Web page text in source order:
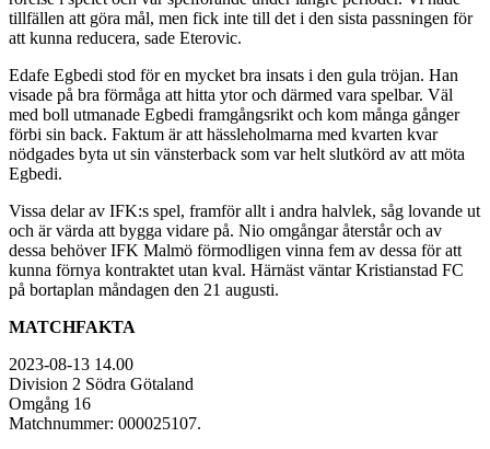
tillfällen att göra mål, men fick inte till det i den sista passningen för
att kunna reducera, sade Eterovic.
Edafe Egbedi stod för en mycket bra insats i den gula tröjan. Han
visade på bra förmåga att hitta ytor och därmed vara spelbar. Väl
med boll utmanade Egbedi framgångsrikt och kom många gånger
förbi sin back. Faktum är att hässleholmarna med kvarten kvar
nödgades byta ut sin vänsterback som var helt slutkörd av att möta
Egbedi.
Vissa delar av IFK:s spel, framför allt i andra halvlek, såg lovande ut
och är värda att bygga vidare på. Nio omgångar återstår och av
dessa behöver IFK Malmö förmodligen vinna fem av dessa för att
kunna förnya kontraktet utan kval. Härnäst väntar Kristianstad FC
på bortaplan måndagen den 21 augusti.
MATCHFAKTA
2023-08-13 14.00
Division 2 Södra Götaland
Omgång 16
Matchnummer: 000025107.